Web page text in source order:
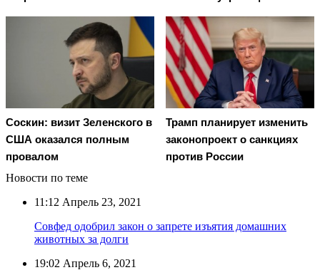
Соскин: визит Зеленского в
США оказался полным
провалом
Трамп планирует изменить
законопроект о санкциях
против России
Новости по теме
11:12 Апрель 23, 2021
Совфед одобрил закон о запрете изъятия домашних
животных за долги
19:02 Апрель 6, 2021